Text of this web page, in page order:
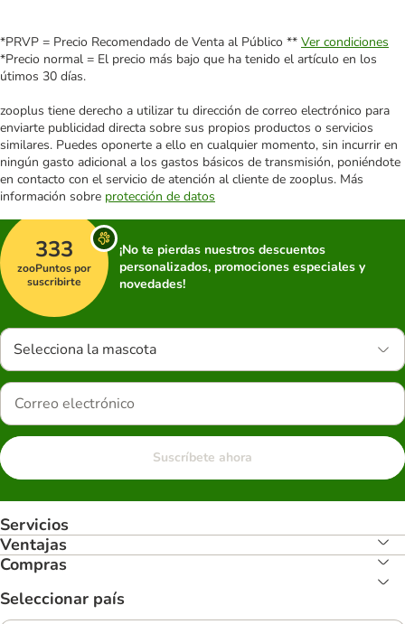
*PRVP = Precio Recomendado de Venta al Público ** Ver condiciones
*Precio normal = El precio más bajo que ha tenido el artículo en los
útimos 30 días.
zooplus tiene derecho a utilizar tu dirección de correo electrónico para
enviarte publicidad directa sobre sus propios productos o servicios
similares. Puedes oponerte a ello en cualquier momento, sin incurrir en
ningún gasto adicional a los gastos básicos de transmisión, poniéndote
en contacto con el servicio de atención al cliente de zooplus. Más
información sobre protección de datos
333
zooPuntos por
suscribirte
¡No te pierdas nuestros descuentos
personalizados, promociones especiales y
novedades!
Selecciona la mascota
Suscríbete ahora
Servicios
Ventajas
Compras
Seleccionar país